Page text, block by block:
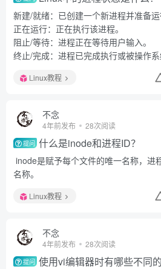
新建/就绪：已创建一个新进程并准备运
正在运行：正在执行该进程。
阻止/等待：进程正在等待用户输入。
终止/完成：进程已完成执行或被操作系
Linux教程
不念
4年前发布 28次阅读
提问 什么是inode和进程ID？
inode是赋予每个文件的唯一名称，进
名称。
Linux教程
不念
4年前发布 28次阅读
提问 使用vi编辑器时有哪些不同